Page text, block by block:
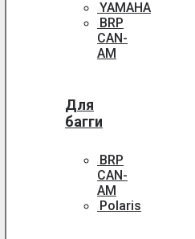
YAMAHA
BRP
CAN-
AM
Для
багги
BRP
CAN-
AM
Polaris